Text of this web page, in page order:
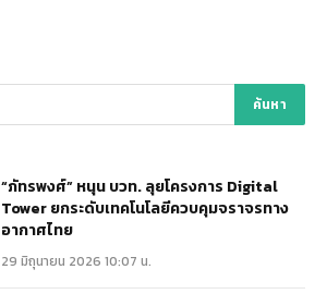
“ภัทรพงศ์” หนุน บวท. ลุยโครงการ Digital
Tower ยกระดับเทคโนโลยีควบคุมจราจรทาง
อากาศไทย
29 มิถุนายน 2026 10:07 น.